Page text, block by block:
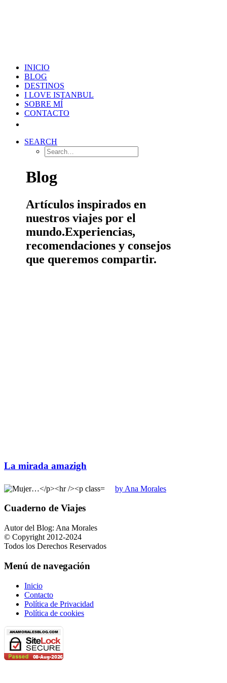
INICIO
BLOG
DESTINOS
I LOVE ISTANBUL
SOBRE MÍ
CONTACTO
SEARCH
Blog
Artículos inspirados en
nuestros viajes por el
mundo.Experiencias,
recomendaciones y consejos
que queremos compartir.
La mirada amazigh
by Ana Morales
Cuaderno de Viajes
Autor del Blog: Ana Morales
© Copyright 2012-2024
Todos los Derechos Reservados
Menú de navegación
Inicio
Contacto
Política de Privacidad
Política de cookies